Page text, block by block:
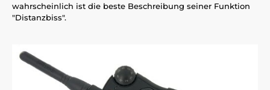
wahrscheinlich ist die beste Beschreibung seiner Funktion
"Distanzbiss".